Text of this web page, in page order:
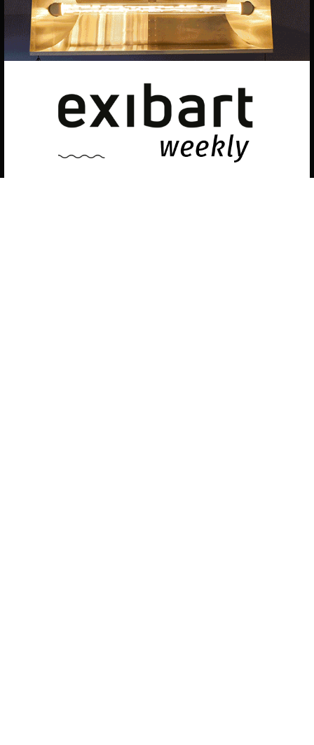
AVINGUDA ROMA, 12
08015 BARCELONA
CIF: B06956841
Suscríbete a la newsletter
Utilizamos cookies para ofrecerte la mejor experiencia en
nuestra web.
Puedes aprender más sobre qué cookies utilizamos o
desactivarlas en los ajustes
Aceptar